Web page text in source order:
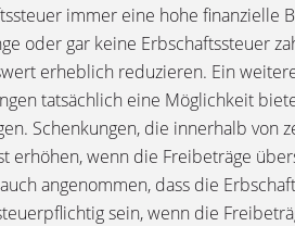
immer eine hohe finanzielle
oder gar keine Erbschaftssteuer
erheblich reduzieren. Ein
tatsächlich eine Möglichkeit
Schenkungen, die innerhalb von
erhöhen, wenn die Freibeträge
angenommen, dass die
sein, wenn die